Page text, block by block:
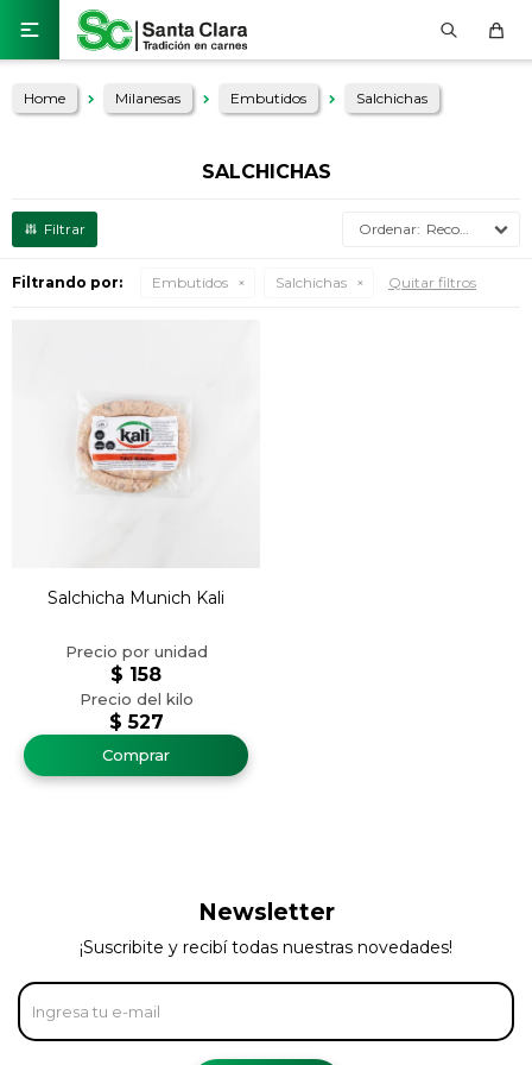

Home Milanesas Embutidos Salchichas
SALCHICHAS
Recomendados
Filtrando por: Embutidos Salchichas Quitar filtros
Salchicha Munich Kali
$ 527
$ 158
Newsletter
¡Suscribite y recibí todas nuestras novedades!